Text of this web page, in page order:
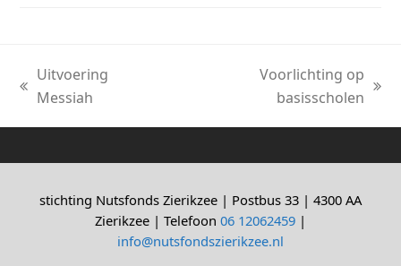
previous
Uitvoering
Messiah
Voorlichting op
basisscholen
stichting Nutsfonds Zierikzee | Postbus 33 | 4300 AA
Zierikzee | Telefoon 06 12062459 |
info@nutsfondszierikzee.nl